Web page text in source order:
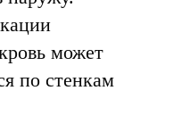
может
по стенкам